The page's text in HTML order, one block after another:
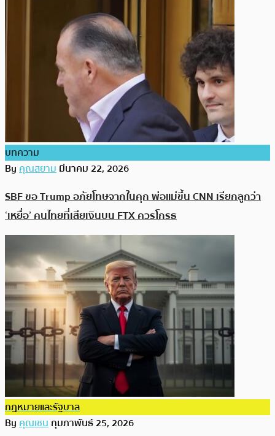
บทความ
Byคุณสยามมีนาคม 22, 2026
SBF ขอ Trump อภัยโทษจากในคุก พ่อแม่ขึ้น CNN เรียกลูกว่า
‘เหยื่อ’ คนไทยที่เสียเงินบน FTX ควรโกรธ
กฎหมายและรัฐบาล
Byคุณเชนกุมภาพันธ์ 25, 2026